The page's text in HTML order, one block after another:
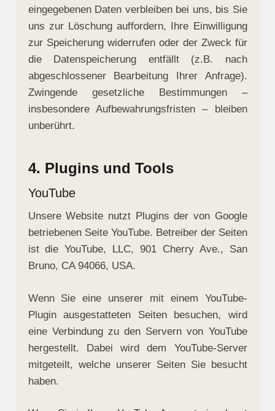
eingegebenen Daten verbleiben bei uns, bis Sie
uns zur Löschung auffordern, Ihre Einwilligung
zur Speicherung widerrufen oder der Zweck für
die Datenspeicherung entfällt (z.B. nach
abgeschlossener Bearbeitung Ihrer Anfrage).
Zwingende gesetzliche Bestimmungen –
insbesondere Aufbewahrungsfristen – bleiben
unberührt.
4. Plugins und Tools
YouTube
Unsere Website nutzt Plugins der von Google
betriebenen Seite YouTube. Betreiber der Seiten
ist die YouTube, LLC, 901 Cherry Ave., San
Bruno, CA 94066, USA.
Wenn Sie eine unserer mit einem YouTube-
Plugin ausgestatteten Seiten besuchen, wird
eine Verbindung zu den Servern von YouTube
hergestellt. Dabei wird dem YouTube-Server
mitgeteilt, welche unserer Seiten Sie besucht
haben.